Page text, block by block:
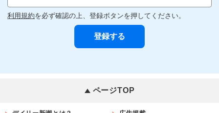
利用規約を必ず確認の上、登録ボタンを押してください。
ページTOP